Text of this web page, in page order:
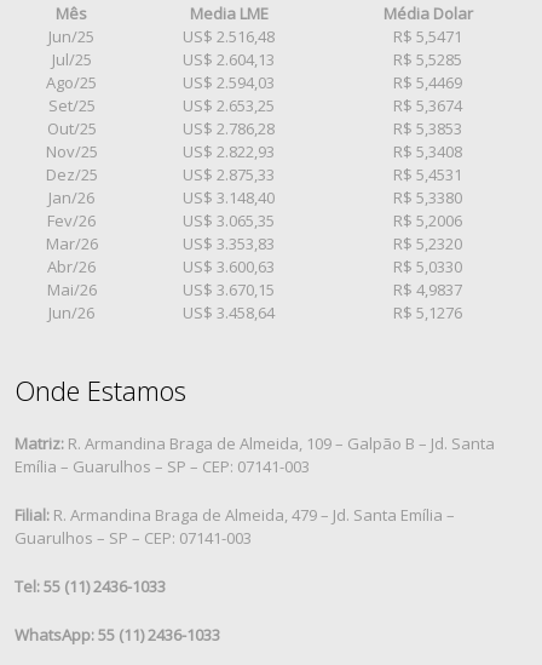
Mês Media LME
Média Dolar
Jun/25
US$ 2.516,48
R$ 5,5471
Jul/25
US$ 2.604,13
R$ 5,5285
Ago/25
US$ 2.594,03
R$ 5,4469
Set/25
US$ 2.653,25
R$ 5,3674
Out/25
US$ 2.786,28
R$ 5,3853
Nov/25
US$ 2.822,93
R$ 5,3408
Dez/25
US$ 2.875,33
R$ 5,4531
Jan/26
US$ 3.148,40
R$ 5,3380
Fev/26
US$ 3.065,35
R$ 5,2006
Mar/26
US$ 3.353,83
R$ 5,2320
Abr/26
US$ 3.600,63
R$ 5,0330
Mai/26
US$ 3.670,15
R$ 4,9837
Jun/26
US$ 3.458,64 R$ 5,1276
Onde Estamos
Matriz: R. Armandina Braga de Almeida, 109 – Galpão B – Jd. Santa
Emília – Guarulhos – SP – CEP: 07141-003
Filial: R. Armandina Braga de Almeida, 479 – Jd. Santa Emília –
Guarulhos – SP – CEP: 07141-003
Tel: 55 (11) 2436-1033
WhatsApp: 55 (11) 2436-1033